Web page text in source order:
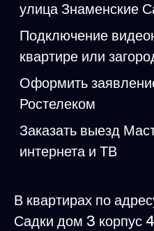
улица Знаменские
Подключение
квартире или
Оформить
Ростелеком
Заказать выезд
интернета и ТВ
В квартирах по
Садки дом 3 корпус